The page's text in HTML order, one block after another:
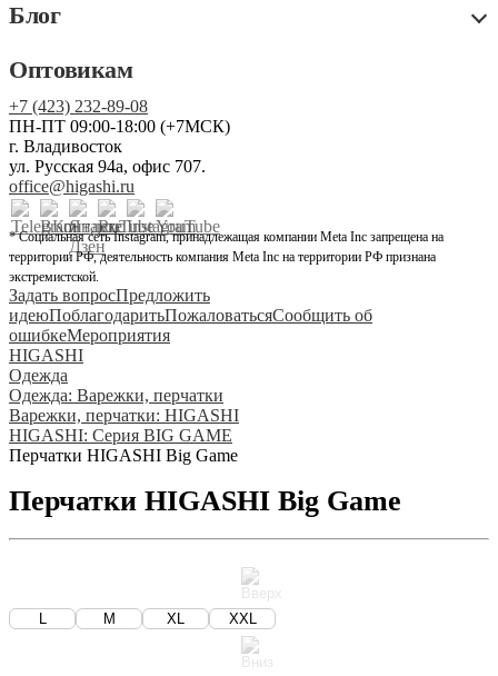
Блог
Оптовикам
+7 (423) 232-89-08
ПН-ПТ 09:00-18:00 (+7МСК)
г. Владивосток
ул. Русская 94а, офис 707.
office@higashi.ru
* Социальная сеть Instagram, принадлежащая компании Meta Inc запрещена на
территории РФ, деятельность компания Meta Inc на территории РФ признана
экстремистской.
Задать вопросПредложить
идеюПоблагодаритьПожаловатьсяСообщить об
ошибкеМероприятия
HIGASHI
Одежда
Одежда: Варежки, перчатки
Варежки, перчатки: HIGASHI
HIGASHI: Серия BIG GAME
Перчатки HIGASHI Big Game
Перчатки HIGASHI Big Game
M XL XXL